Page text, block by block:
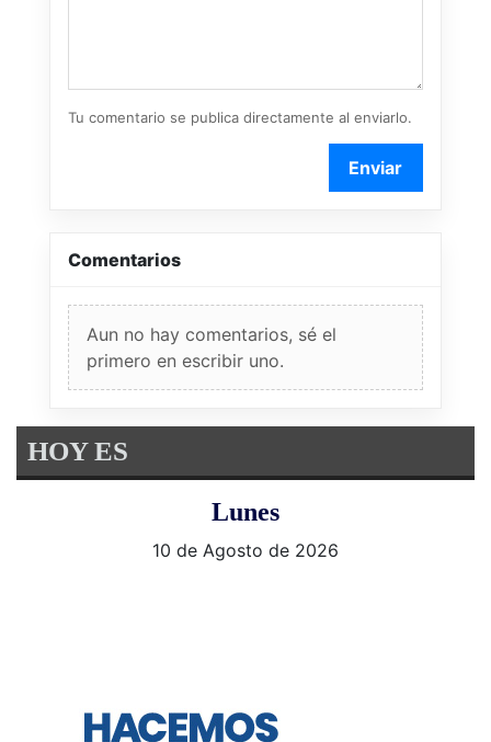
Tu comentario se publica directamente al enviarlo.
Enviar
Comentarios
Aun no hay comentarios, sé el
primero en escribir uno.
HOY ES
Lunes
10 de Agosto de 2026